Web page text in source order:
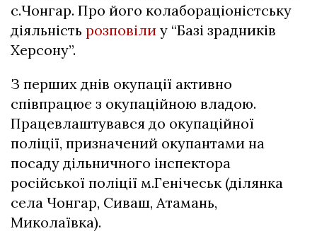
с.Чонгар. Про його колабораціоністську
діяльність розповіли у “Базі зрадників
Херсону”.
З перших днів окупації активно
співпрацює з окупаційною владою.
Працевлаштувався до окупаційної
поліції, призначений окупантами на
посаду дільничного інспектора
російської поліції м.Генічеськ (ділянка
села Чонгар, Сиваш, Атамань,
Миколаївка).